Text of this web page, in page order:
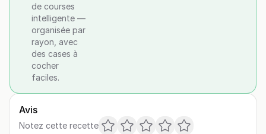
de courses
intelligente —
organisée par
rayon, avec
des cases à
cocher
faciles.
Avis
Notez cette recette